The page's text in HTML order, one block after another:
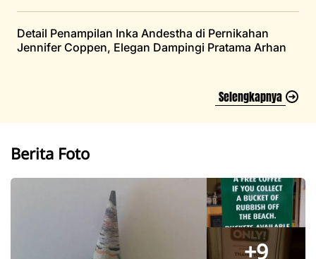
Detail Penampilan Inka Andestha di Pernikahan
Jennifer Coppen, Elegan Dampingi Pratama Arhan
Selengkapnya
Berita Foto
+9